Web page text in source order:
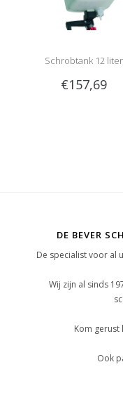
Schrobtank 12 liter
€157,69
DE BEVER
De specialist voor al
Wij zijn al sinds
Kom gerust
Ook